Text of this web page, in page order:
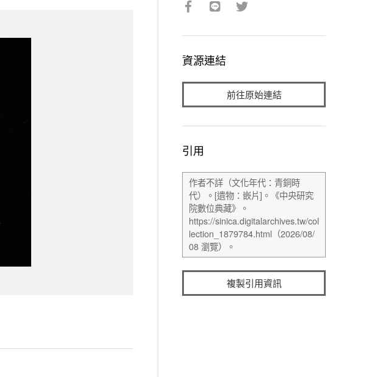
資源連結
前往原始連結
引用
複製引用資訊